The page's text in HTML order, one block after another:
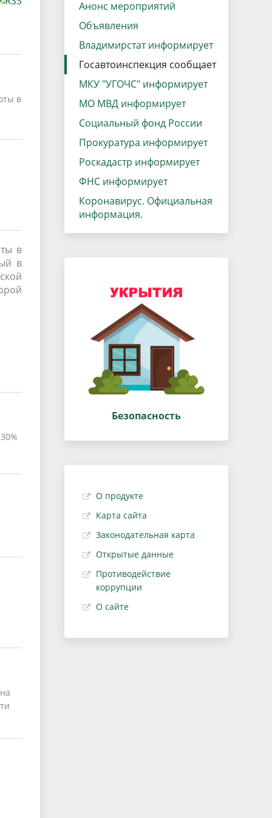
Городская среда
Региональный контроль
Поддержка малого и среднего
предпринимательства
в
в
в
Анонс мероприятий
Объявления
Владимирстат информирует
Госавтоинспекция сообщает
МКУ "УГОЧС" информирует
МО МВД информирует
Социальный фонд России
Прокуратура информирует
Роскадастр информирует
ФНС информирует
Коронавирус. Официальная
информация.
Безопасность
О продукте
Карта сайта
Законодательная карта
Открытые данные
Противодействие
коррупции
О сайте